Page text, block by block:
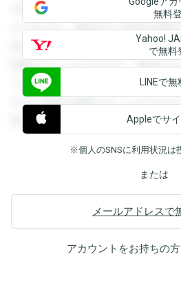
を閲覧することができます。登録す
ができます。登録すると回答を閲覧
録すると回答を閲覧することができ
閲覧することができます。登録する
できます。登録すると回答を閲覧す
すると回答を閲覧することができま
覧することができます。
無料
Yahoo!
で無料
LINEで
Appleでサ
※個人のSNSに利用状況は
または
メールアドレスで
アカウントをお持ちの